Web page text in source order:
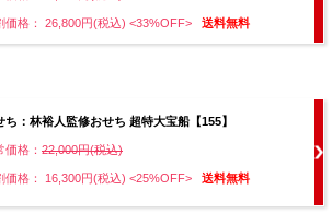
価格： 26,800円(税込) <33%OFF> 送料無料
ち：林裕人監修おせち 超特大宝船【155】
価格： 22,000円(税込)
価格： 16,300円(税込) <25%OFF> 送料無料